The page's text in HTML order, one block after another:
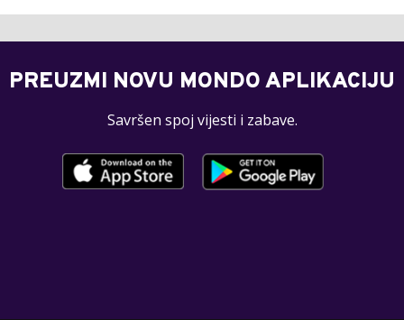
PREUZMI NOVU MONDO APLIKACIJU
Savršen spoj vijesti i zabave.